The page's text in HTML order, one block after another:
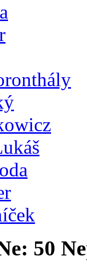
50